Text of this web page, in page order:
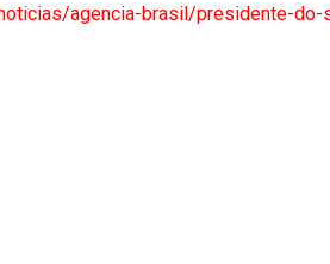
agencia-brasil/presidente-